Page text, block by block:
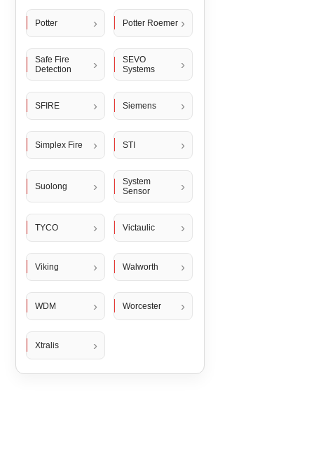
Potter Potter Roemer
Safe Fire
Detection
SEVO
Systems
SFIRE Siemens
Simplex Fire STI
Suolong
System
Sensor
TYCO Victaulic
Viking Walworth
WDM Worcester
Xtralis